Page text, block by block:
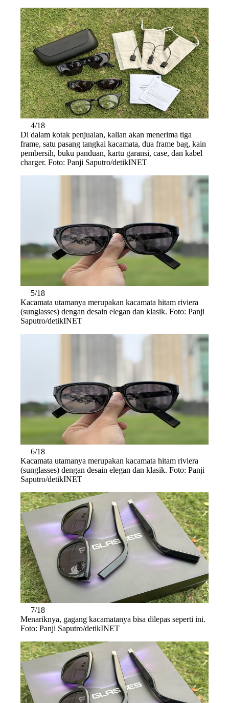
4/18
Di dalam kotak penjualan, kalian akan menerima tiga
frame, satu pasang tangkai kacamata, dua frame bag, kain
pembersih, buku panduan, kartu garansi, case, dan kabel
charger. Foto: Panji Saputro/detikINET
5/18
Kacamata utamanya merupakan kacamata hitam riviera
(sunglasses) dengan desain elegan dan klasik. Foto: Panji
Saputro/detikINET
6/18
Kacamata utamanya merupakan kacamata hitam riviera
(sunglasses) dengan desain elegan dan klasik. Foto: Panji
Saputro/detikINET
7/18
Menariknya, gagang kacamatanya bisa dilepas seperti ini.
Foto: Panji Saputro/detikINET